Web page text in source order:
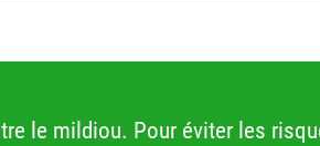
le mildiou. Pour éviter les